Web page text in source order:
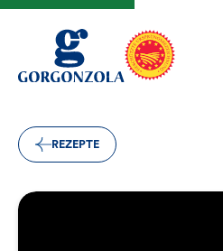
REZEPTE